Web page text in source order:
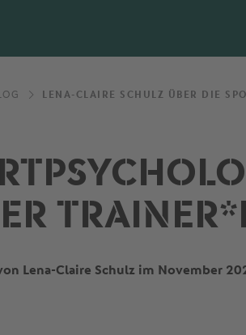
LENA-CLAIRE SCHULZ ÜBER DIE
Lena-Claire Schulz im November